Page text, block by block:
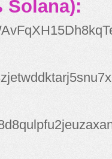
Solana):